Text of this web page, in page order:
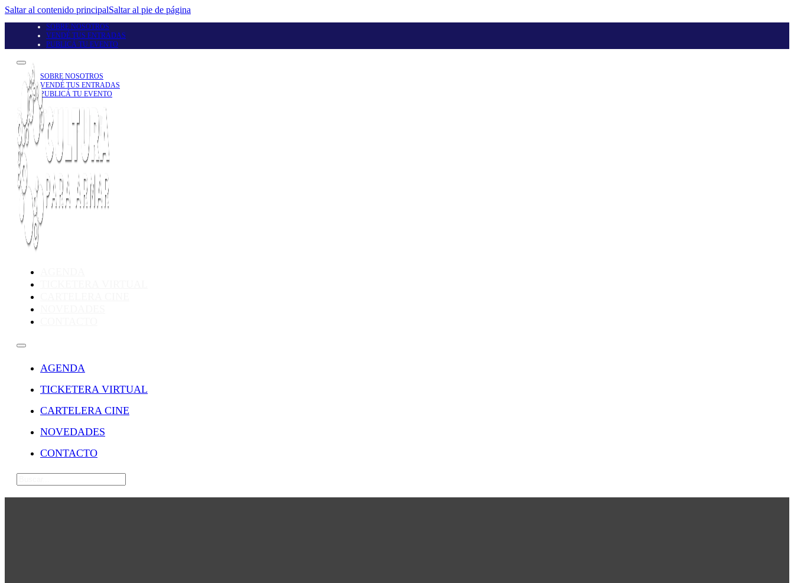
Saltar al contenido principalSaltar al pie de página
SOBRE NOSOTROS
VENDÉ TUS ENTRADAS
PUBLICÁ TU EVENTO
SOBRE NOSOTROS
VENDÉ TUS ENTRADAS
PUBLICÁ TU EVENTO
Seguinos en
AGENDA
TICKETERA VIRTUAL
CARTELERA CINE
NOVEDADES
CONTACTO